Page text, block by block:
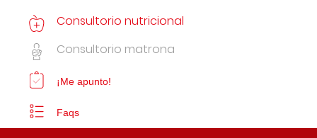
Consultorio nutricional
Consultorio matrona
¡Me apunto!
Faqs